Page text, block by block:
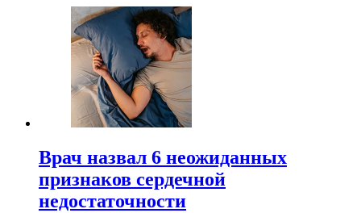
Врач назвал 6 неожиданных
признаков сердечной
недостаточности